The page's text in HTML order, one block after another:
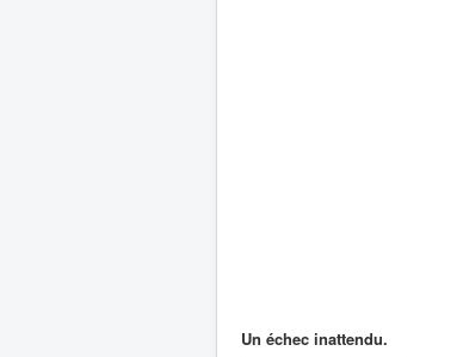
Un échec inattendu.